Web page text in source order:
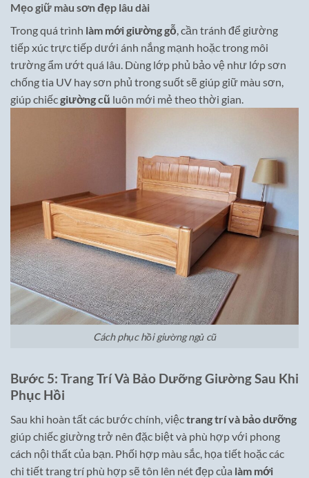
Mẹo giữ màu sơn đẹp lâu dài
Trong quá trình làm mới giường gỗ, cần tránh để giường
tiếp xúc trực tiếp dưới ánh nắng mạnh hoặc trong môi
trường ẩm ướt quá lâu. Dùng lớp phủ bảo vệ như lớp sơn
chống tia UV hay sơn phủ trong suốt sẽ giúp giữ màu sơn,
giúp chiếcgiường cũ luôn mới mẻ theo thời gian.
Cách phục hồi giường ngủ cũ
Bước 5: Trang Trí Và Bảo Dưỡng Giường Sau Khi
Phục Hồi
Sau khi hoàn tất các bước chính, việctrang trí và bảo dưỡng
giúp chiếc giường trở nên đặc biệt và phù hợp với phong
cách nội thất của bạn. Phối hợp màu sắc, họa tiết hoặc các
chi tiết trang trí phù hợp sẽ tôn lên nét đẹp của làm mới